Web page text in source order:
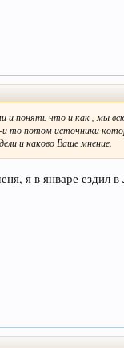
и понять что и как , мы
и то потом источники
и каково Ваше мнение.
я в январе ездил в